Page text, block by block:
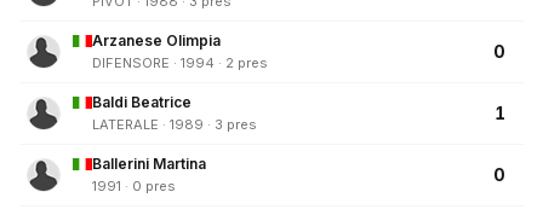
Arzanese Olimpia
DIFENSORE · 1994 · 2 pres
0
Baldi Beatrice
LATERALE · 1989 · 3 pres
1
Ballerini Martina
1991 · 0 pres
0